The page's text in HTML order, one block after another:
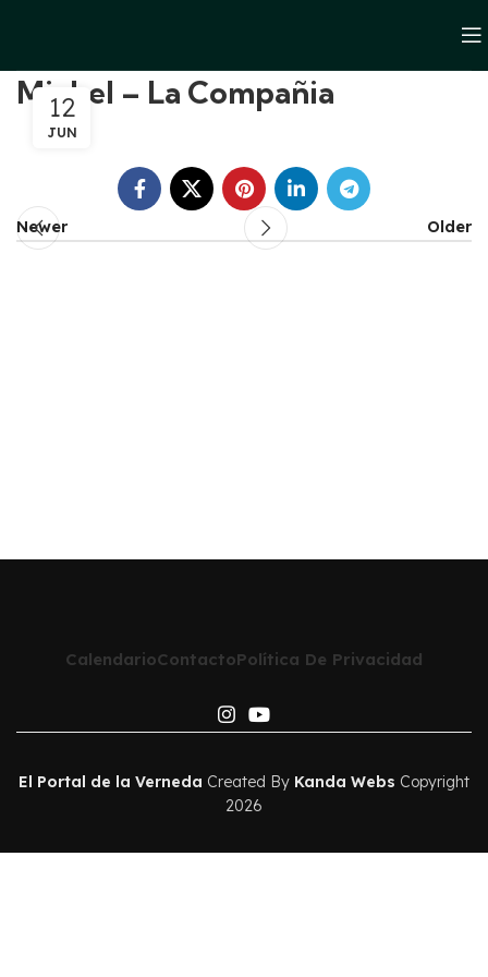
Michel – La Compañia
12
JUN
Newer Older
CalendarioContactoPolítica De Privacidad
El Portal de la Verneda Created By Kanda Webs Copyright
2026